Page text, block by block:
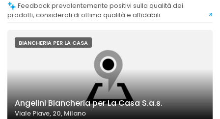
prodotti, considerati di ottima qualità e affidabili.
»
BIANCHERIA PER LA CASA
Angelini Biancheria per La Casa S.a.s.
Viale Piave, 20, Milano